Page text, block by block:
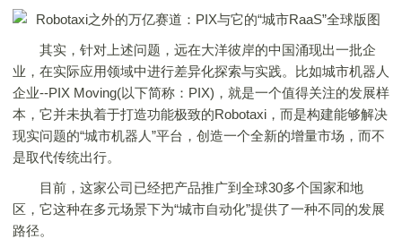
其实，针对上述问题，远在大洋彼岸的中国涌现出一批企
业，在实际应用领域中进行差异化探索与实践。比如城市机器人
企业--PIX Moving(以下简称：PIX)，就是一个值得关注的发展样
本，它并未执着于打造功能极致的Robotaxi，而是构建能够解决
现实问题的“城市机器人”平台，创造一个全新的增量市场，而不
是取代传统出行。
目前，这家公司已经把产品推广到全球30多个国家和地
区，它这种在多元场景下为“城市自动化”提供了一种不同的发展
路径。